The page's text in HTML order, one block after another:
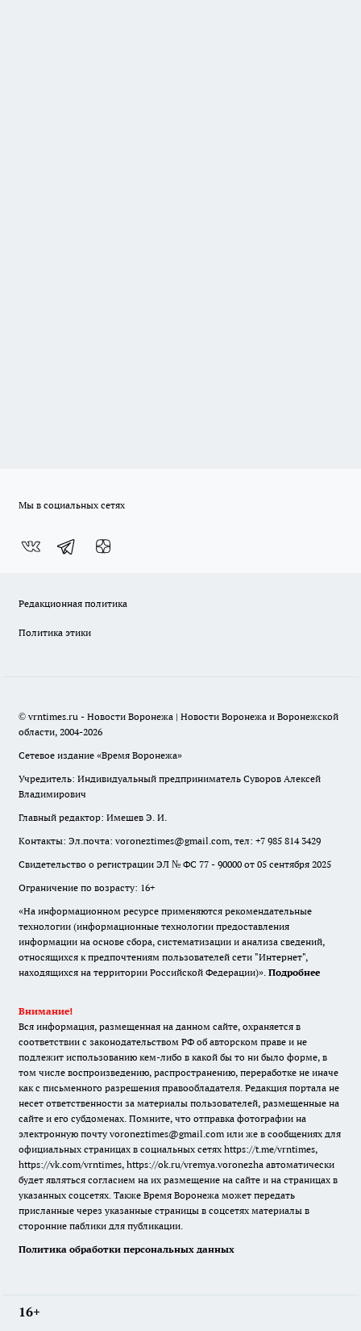
Мы в социальных сетях
Редакционная политика
Политика этики
© vrntimes.ru - Новости Воронежа | Новости Воронежа и Воронежской
области, 2004-2026
Сетевое издание «Время Воронежа»
Учредитель: Индивидуальный предприниматель Суворов Алексей
Владимирович
Главный редактор: Имешев Э. И.
Контакты: Эл.почта: voroneztimes@gmail.com, тел: +7 985 814 3429
Свидетельство о регистрации ЭЛ № ФС 77 - 90000 от 05 сентября 2025
Ограничение по возрасту: 16+
«На информационном ресурсе применяются рекомендательные
технологии (информационные технологии предоставления
информации на основе сбора, систематизации и анализа сведений,
относящихся к предпочтениям пользователей сети "Интернет",
находящихся на территории Российской Федерации)». Подробнее
Внимание!
Вся информация, размещенная на данном сайте, охраняется в
соответствии с законодательством РФ об авторском праве и не
подлежит использованию кем-либо в какой бы то ни было форме, в
том числе воспроизведению, распространению, переработке не иначе
как с письменного разрешения правообладателя. Редакция портала не
несет ответственности за материалы пользователей, размещенные на
сайте и его субдоменах. Помните, что отправка фотографии на
электронную почту voroneztimes@gmail.com или же в сообщениях для
официальных страницах в социальных сетях https://t.me/vrntimes,
https://vk.com/vrntimes, https://ok.ru/vremya.voronezha автоматически
будет являться согласием на их размещение на сайте и на страницах в
указанных соцсетях. Также Время Воронежа может передать
присланные через указанные страницы в соцсетях материалы в
сторонние паблики для публикации.
Политика обработки персональных данных
16+